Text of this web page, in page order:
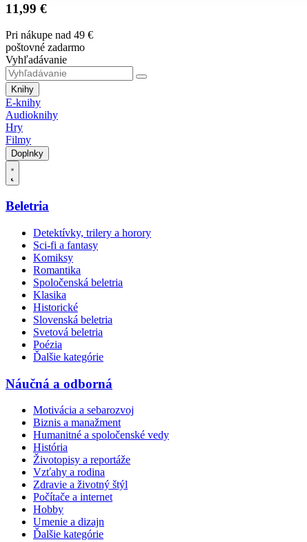
11,99 €
Pri nákupe nad 49 €
poštovné zadarmo
Vyhľadávanie
Knihy
E-knihy
Audioknihy
Hry
Filmy
Doplnky
Beletria
Detektívky, trilery a horory
Sci-fi a fantasy
Komiksy
Romantika
Spoločenská beletria
Klasika
Historické
Slovenská beletria
Svetová beletria
Poézia
Ďalšie kategórie
Náučná a odborná
Motivácia a sebarozvoj
Biznis a manažment
Humanitné a spoločenské vedy
História
Životopisy a reportáže
Vzťahy a rodina
Zdravie a životný štýl
Počítače a internet
Hobby
Umenie a dizajn
Ďalšie kategórie